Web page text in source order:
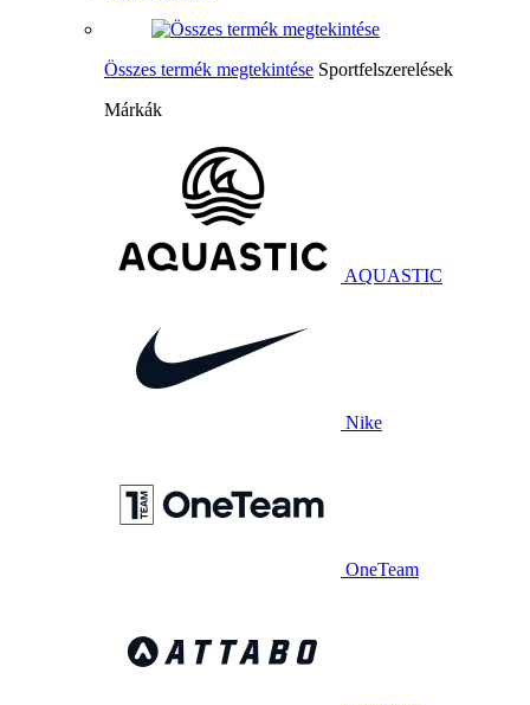
Összes termék megtekintése Sportfelszerelések
Márkák
AQUASTIC
Nike
OneTeam